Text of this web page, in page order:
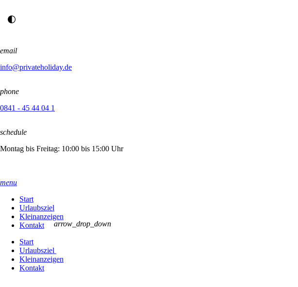
email
info@privateholiday.de
phone
0841 - 45 44 04 1
schedule
Montag bis Freitag: 10:00 bis 15:00 Uhr
menu
Start
Urlaubsziel
Kleinanzeigen
Kontakt
Start
Urlaubsziel
arrow_drop_down
Kleinanzeigen
Kontakt